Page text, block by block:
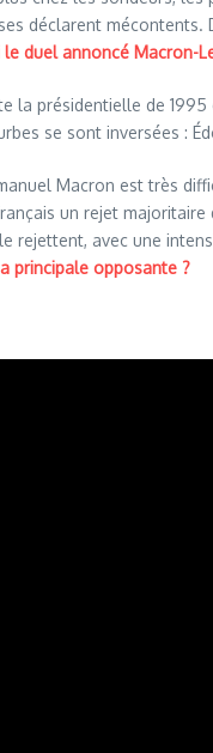
déclarent mécontents.
le duel annoncé Macron-
la présidentielle de 1995
se sont inversées :
Macron est très
un rejet
rejettent, avec une
principale opposante ?